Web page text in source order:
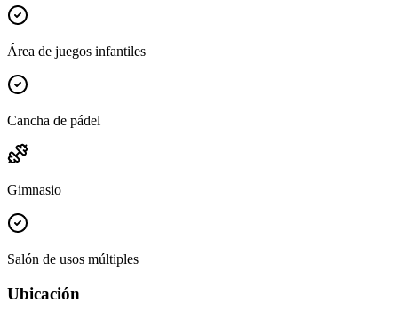
Área de juegos infantiles
Cancha de pádel
Gimnasio
Salón de usos múltiples
Ubicación